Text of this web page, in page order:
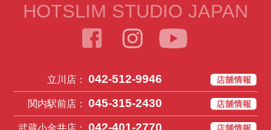
HOTSLIM STUDIO JAPAN
立川店： 042-512-9946
関内駅前店： 045-315-2430
武蔵小金井店： 042-401-2770